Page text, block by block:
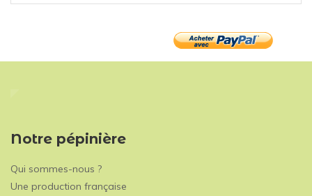
Notre pépinière
Qui sommes-nous ?
Une production française